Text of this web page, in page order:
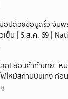
อปล่อยข้อมูลรั่ว จับพิ
เย็น | 5 ส.ค. 69 |
ก! ย้อนคำทำนาย “ห
ฟไหม้สถานบันเทิง ก่อ